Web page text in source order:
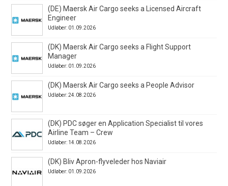
(DE) Maersk Air Cargo seeks a Licensed Aircraft
Engineer
Udløber: 01.09.2026
(DK) Maersk Air Cargo seeks a Flight Support
Manager
Udløber: 01.09.2026
(DK) Maersk Air Cargo seeks a People Advisor
Udløber: 24.08.2026
(DK) PDC søger en Application Specialist til vores
Airline Team – Crew
Udløber: 14.08.2026
(DK) Bliv Apron-flyveleder hos Naviair
Udløber: 01.09.2026